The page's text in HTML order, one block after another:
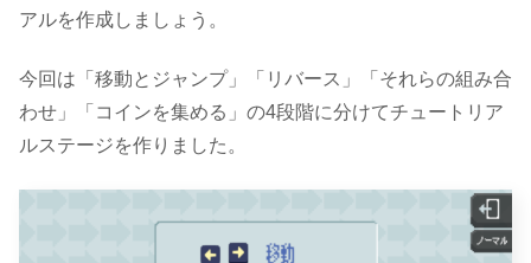
アルを作成しましょう。
今回は「移動とジャンプ」「リバース」「それらの組み合
わせ」「コインを集める」の4段階に分けてチュートリア
ルステージを作りました。